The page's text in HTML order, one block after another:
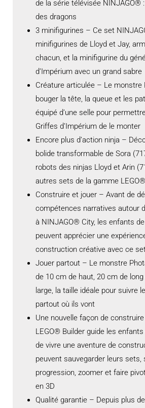
de la série télévisée NINJAGO®
des dragons
3 minifigurines – Ce set
minifigurines de Lloyd et Jay,
chacun, et la minifigurine du
d’Impérium avec un grand sabre
Créature articulée – Le monstre
bouger la tête, la queue et les
équipé d’une selle pour
Griffes d’Impérium de le monter
Encore plus d’action ninja –
bolide transformable de Sora
robots des ninjas Lloyd et Arin
autres sets de la gamme
Construire et jouer – Avant de
compétences narratives autour
à NINJAGO® City, les enfants
peuvent apprécier une
construction créative avec ce
Jouer partout – Le monstre
de 10 cm de haut, 20 cm de
large, la taille idéale pour suivre
partout où ils vont
Une nouvelle façon de
LEGO® Builder guide les
de vivre une aventure de
peuvent sauvegarder leurs sets,
progression, zoomer et faire
en 3D
Qualité garantie – Depuis plus